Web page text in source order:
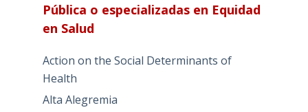
Pública o especializadas en Equidad
en Salud
Action on the Social Determinants of
Health
Alta Alegremia